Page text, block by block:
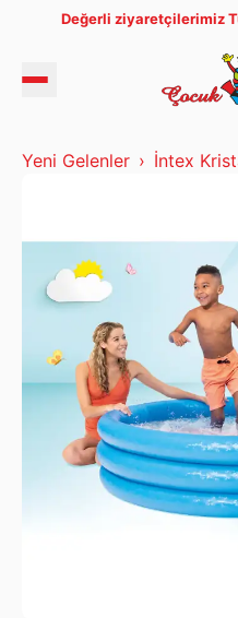
Değerli ziyaretçilerimiz
Yeni Gelenler İntex